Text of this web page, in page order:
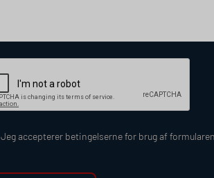
Jeg accepterer betingelserne for brug af